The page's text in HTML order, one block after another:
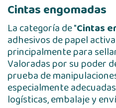
Cintas engomadas
La categoría de "Cintas
adhesivos de papel
principalmente para
Valoradas por su poder
prueba de
especialmente
logísticas, embalaje y